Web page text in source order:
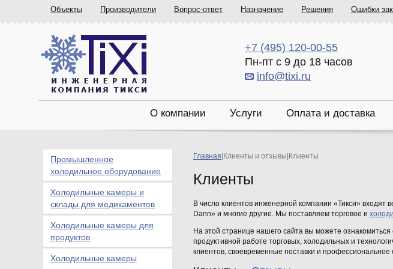
Объекты Производители Вопрос-ответ Назначение Решения Ошибки
+7 (495) 120-00-55
Пн-пт с 9 до 18 часов
info@tixi.ru
О компании Услуги Оплата и доставка
Главная Клиенты и отзывы Клиенты
Клиенты
В число клиентов инженерной компании «Тикси»
Dann» и многие другие. Мы поставляем торговое и
На этой странице нашего сайта вы можете
продуктивной работе торговых, холодильных и
клиентов, своевременные поставки и профессиональное
Промышленное
холодильное оборудование
Холодильные камеры и
склады для медикаментов
Холодильные камеры для
продуктов
Холодильные камеры